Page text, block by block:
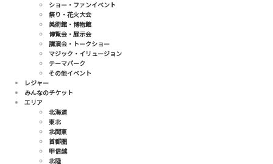
ショー・ファンイベント
祭り・花火大会
美術館・博物館
博覧会・展示会
講演会・トークショー
マジック・イリュージョン
テーマパーク
その他イベント
レジャー
みんなのチケット
エリア
北海道
東北
北関東
首都圏
甲信越
北陸